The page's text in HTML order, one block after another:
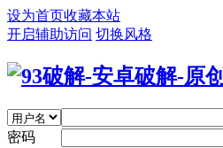
设为首页收藏本站
开启辅助访问 切换风格
密码